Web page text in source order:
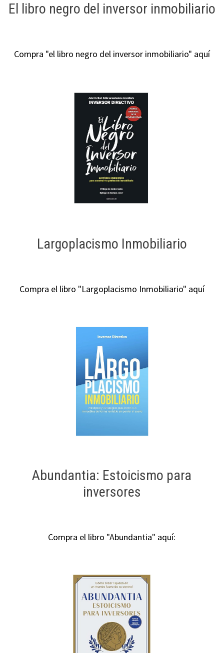
El libro negro del inversor inmobiliario
Compra "el libro negro del inversor inmobiliario" aquí
Largoplacismo Inmobiliario
Compra el libro "Largoplacismo Inmobiliario" aquí
Abundantia: Estoicismo para
inversores
Compra el libro "Abundantia" aquí: